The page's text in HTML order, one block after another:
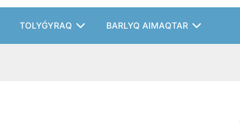
TOLYǴYRAQ BARLYQ AIMAQTAR